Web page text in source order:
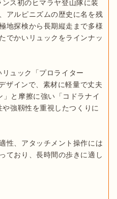
ス初のヒマラヤ登山隊に装
アルピニズムの歴史に名を残
地探検から長期縦走まで多様
でかいリュックをラインナッ
ュック「プロライター
ザインで、素材に軽量で丈夫
と摩擦に強い「コドラナイ
強靱性を重視したつくりに
性、アタッチメント操作には
ており、長時間の歩きに適し